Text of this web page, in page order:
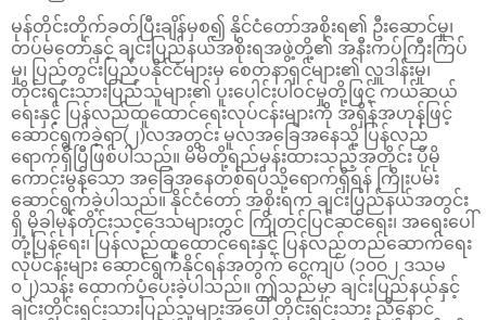
မုန်တိုင်းတိုက်ခတ်ပြီးချိန်မှစ၍ နိုင်ငံတော်အစိုးရ၏ ဦးဆောင်မှု၊
တပ်မတော်နှင့် ချင်းပြည်နယ်အစိုးရအဖွဲ့တို့၏ အနီးကပ်ကြီးကြပ်
မှု၊ ပြည်တွင်းပြည်ပနိုင်ငံများမှ စေတနာရှင်များ၏ လှူဒါန်းမှု၊
တိုင်းရင်းသားပြည်သူများ၏ ပူးပေါင်းပါဝင်မှုတို့ဖြင့် ကယ်ဆယ်
ရေးနှင့် ပြန်လည်ထူထောင်ရေးလုပ်ငန်းများကို အရှိန်အဟုန်ဖြင့်
ဆောင်ရွက်ခဲ့ရာ(၂)လအတွင်း မူလအခြေအနေသို့ ပြန်လည်
ရောက်ရှိပြီဖြစ်ပါသည်။ မိမိတို့ရည်မှန်းထားသည့်အတိုင်း ပိုမို
ကောင်းမွန်သော အခြေအနေတစ်ရပ်သို့ရောက်ရှိရန် ကြိုးပမ်း
ဆောင်ရွက်ခဲ့ပါသည်။ နိုင်ငံတော် အစိုးရက ချင်းပြည်နယ်အတွင်း
ရှိ မိုခါမုန်တိုင်းသင့်ဒေသများတွင် ကြိုတင်ပြင်ဆင်ရေး၊ အရေးပေါ်
တုံ့ပြန်ရေး၊ ပြန်လည်ထူထောင်ရေးနှင့် ပြန်လည်တည်ဆောက်ရေး
လုပ်ငန်းများ ဆောင်ရွက်နိုင်ရန်အတွက် ငွေကျပ် (၁၀၀၂ ဒသမ
၀၂)သန်း ထောက်ပံ့ပေးခဲ့ပါသည်။ ဤသည်မှာ ချင်းပြည်နယ်နှင့်
ချင်းတိုင်းရင်းသားပြည်သူများအပေါ် တိုင်းရင်းသား ညီနောင်